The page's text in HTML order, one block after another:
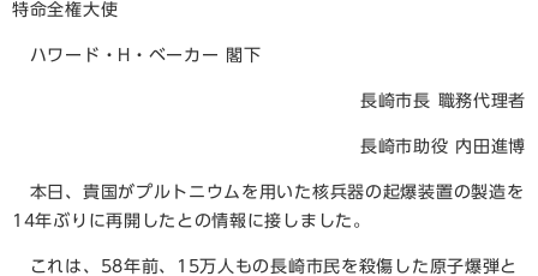
特命全権大使
ハワード・H・ベーカー 閣下
長崎市長 職務代理者
長崎市助役 内田進博
本日、貴国がプルトニウムを用いた核兵器の起爆装置の製造を
14年ぶりに再開したとの情報に接しました。
これは、58年前、15万人もの長崎市民を殺傷した原子爆弾と